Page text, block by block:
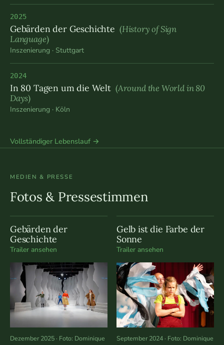
2025
Gebärden der Geschichte (History of Sign
Language)
Inszenierung · Stuttgart
2024
In 80 Tagen um die Welt (Around the World in 80
Days)
Inszenierung · Köln
Vollständiger Lebenslauf →
MEDIEN & PRESSE
Fotos & Pressestimmen
Gebärden der
Geschichte
Trailer ansehen
Dezember 2025 · Foto: Dominique
Gelb ist die Farbe der
Sonne
Trailer ansehen
September 2024 · Foto: Dominique